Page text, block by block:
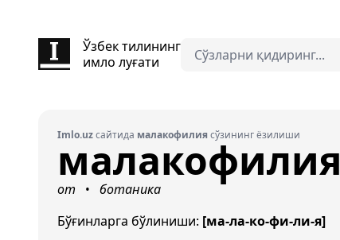
Ўзбек тилининг
имло луғати
Imlo.uzсайтида малакофилиясўзининг ёзилиши
малакофилия
от •
ботаника
Бўғинларга бўлиниши: [ма-ла-ко-фи-ли-я]